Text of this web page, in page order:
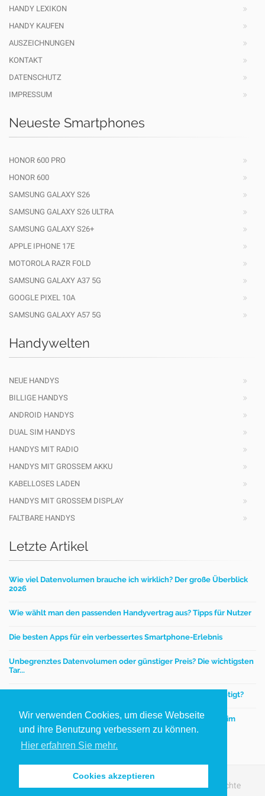
Wir verwenden Cookies, um diese Webseite
und ihre Benutzung verbessern zu können.
Hier erfahren Sie mehr.
Cookies akzeptieren
HANDY LEXIKON
HANDY KAUFEN
AUSZEICHNUNGEN
KONTAKT
DATENSCHUTZ
IMPRESSUM
Neueste Smartphones
HONOR 600 PRO
HONOR 600
SAMSUNG GALAXY S26
SAMSUNG GALAXY S26 ULTRA
SAMSUNG GALAXY S26+
APPLE IPHONE 17E
MOTOROLA RAZR FOLD
SAMSUNG GALAXY A37 5G
GOOGLE PIXEL 10A
SAMSUNG GALAXY A57 5G
Handywelten
NEUE HANDYS
BILLIGE HANDYS
ANDROID HANDYS
DUAL SIM HANDYS
HANDYS MIT RADIO
HANDYS MIT GROSSEM AKKU
KABELLOSES LADEN
HANDYS MIT GROSSEM DISPLAY
FALTBARE HANDYS
Letzte Artikel
Wie viel Datenvolumen brauche ich wirklich? Der große Überblick
2026
Wie wählt man den passenden Handyvertrag aus? Tipps für Nutzer
Die besten Apps für ein verbessertes Smartphone-Erlebnis
Unbegrenztes Datenvolumen oder günstiger Preis? Die wichtigsten
Tar...
Mobilfunktarife – Wie viel Datenvolumen wird wirklich benötigt?
Einen günstigen Handyvertrag finden - worauf kommt es beim
Handytar...
Copyright © 2012-2026 handy­preis­vergleich.de. Alle Rechte